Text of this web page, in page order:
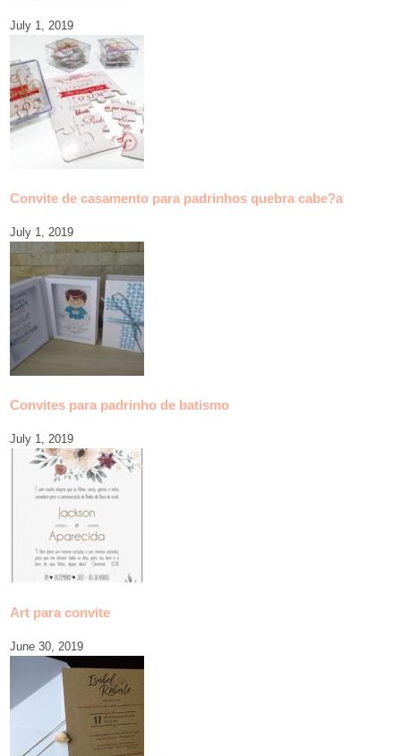
July 1, 2019
Convite de casamento para padrinhos quebra cabe?a
July 1, 2019
Convites para padrinho de batismo
July 1, 2019
Art para convite
June 30, 2019